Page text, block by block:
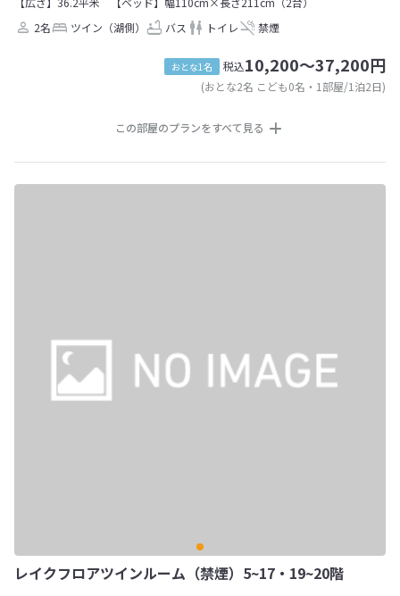
2名
ツイン（湖側） バス トイレ 禁煙
おとな1名 税込10,200～37,200円
(おとな2名 こども0名・1部屋/1泊2日)
この部屋のプランをすべて見る
レイクフロアツインルーム（禁煙）5~17・19~20階